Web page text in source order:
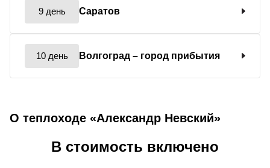
9 день Саратов
10 день Волгоград – город прибытия
О теплоходе «Александр Невский»
В стоимость включено